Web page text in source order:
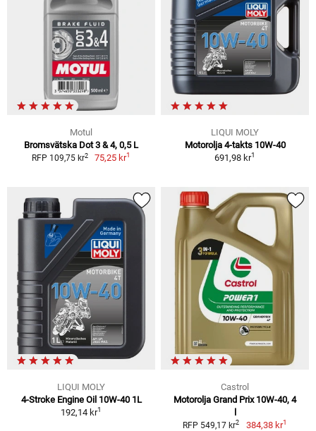
Motul
Bromsvätska Dot 3 & 4, 0,5 L
RFP 109,75 kr2 75,25 kr1
LIQUI MOLY
Motorolja 4-takts 10W-40
691,98 kr1
LIQUI MOLY
4-Stroke Engine Oil 10W-40 1L
192,14 kr1
Castrol
Motorolja Grand Prix 10W-40, 4
RFP 549,17 kr2 384,38 kr1